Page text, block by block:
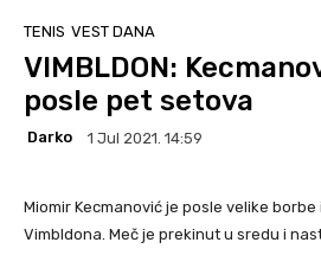
TENIS VEST DANA
VIMBLDON:
posle pet setova
Darko 1 Jul 2021. 14:59
Miomir Kecmanović je posle velike
Vimbldona. Meč je prekinut u sredu i